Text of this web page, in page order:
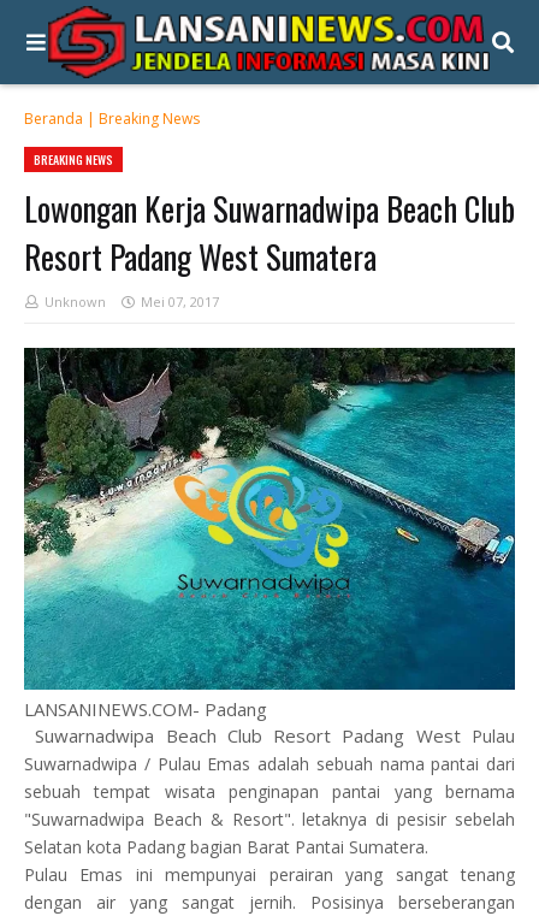
Beranda | Breaking News
BREAKING NEWS
Lowongan Kerja Suwarnadwipa Beach Club
Resort Padang West Sumatera
Unknown Mei 07, 2017
LANSANINEWS.COM- Padang
Suwarnadwipa Beach Club Resort Padang West Pulau
Suwarnadwipa / Pulau Emas adalah sebuah nama pantai dari
sebuah tempat wisata penginapan pantai yang bernama
"Suwarnadwipa Beach & Resort". letaknya di pesisir sebelah
Selatan kota Padang bagian Barat Pantai Sumatera.
Pulau Emas ini mempunyai perairan yang sangat tenang
dengan air yang sangat jernih. Posisinya berseberangan